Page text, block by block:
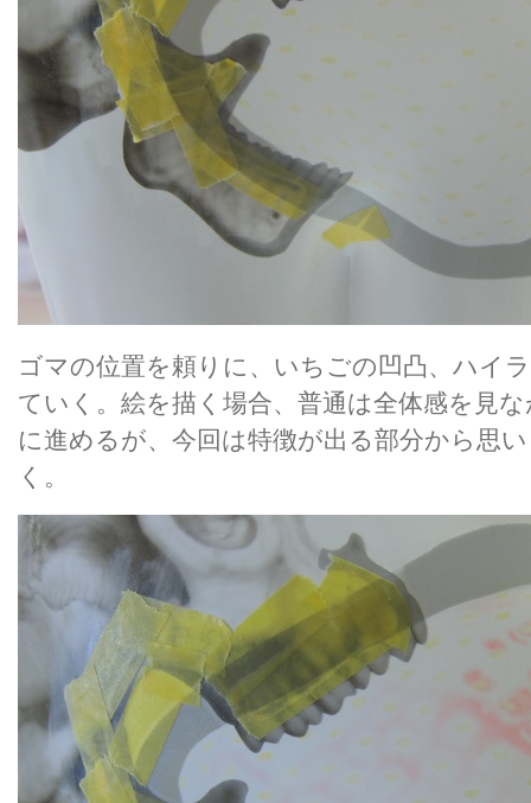
ゴマの位置を頼りに、いちごの凹凸、ハイ
ていく。絵を描く場合、普通は全体感を見
に進めるが、今回は特徴が出る部分から思
く。